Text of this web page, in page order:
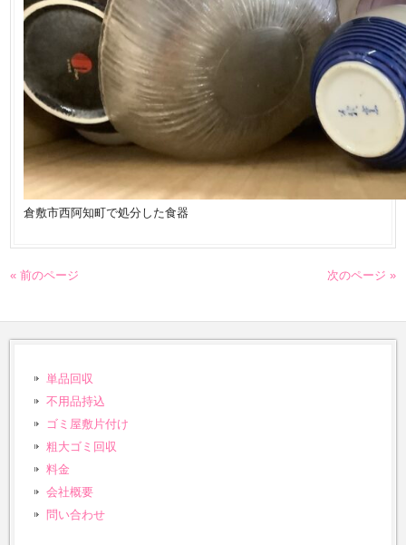
倉敷市西阿知町で処分した食器
« 前のページ 次のページ »
単品回収
不用品持込
ゴミ屋敷片付け
粗大ゴミ回収
料金
会社概要
問い合わせ